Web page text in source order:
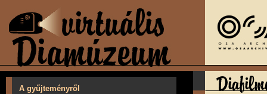
A gyűjteményről